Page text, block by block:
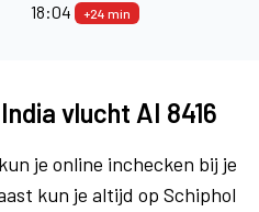
18:04
+24 min
vlucht AI 8416
je online inchecken bij je
kun je altijd op Schiphol